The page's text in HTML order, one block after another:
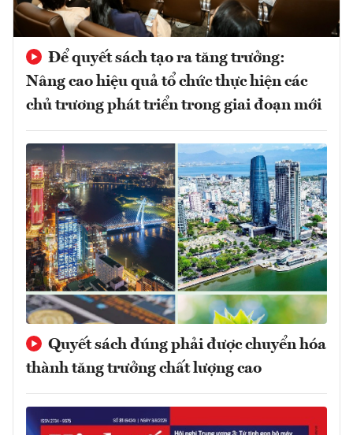
Để quyết sách tạo ra tăng trưởng:
Nâng cao hiệu quả tổ chức thực hiện các
chủ trương phát triển trong giai đoạn mới
Quyết sách đúng phải được chuyển hóa
thành tăng trưởng chất lượng cao